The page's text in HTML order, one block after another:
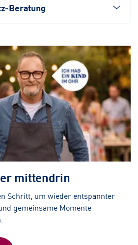
Beratung
mittendrin
Schritt, um wieder entspannter
gemeinsame Momente